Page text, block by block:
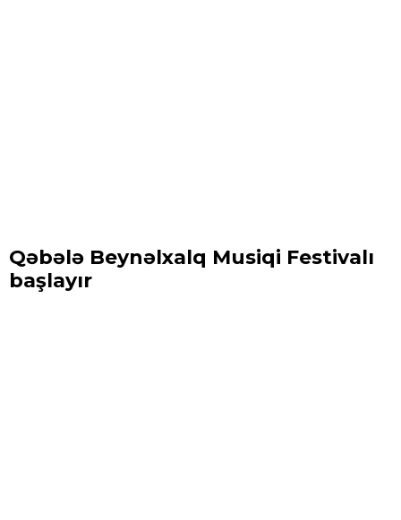
Qəbələ Beynəlxalq Musiqi Festivalı
başlayır